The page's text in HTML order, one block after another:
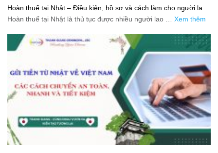
Hoàn thuế tại Nhật – Điều kiện, hồ sơ và cách làm cho người lao
động
Hoàn thuế tại Nhật là thủ tục được nhiều người lao … Xem thêm